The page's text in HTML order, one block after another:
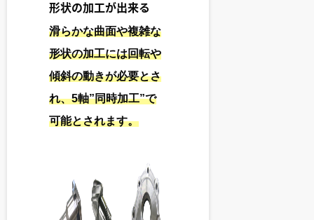
形状の加工が出来る
滑らかな曲面や複雑な
形状の加工には回転や
傾斜の動きが必要とさ
れ、5軸”同時加工”で
可能とされます。